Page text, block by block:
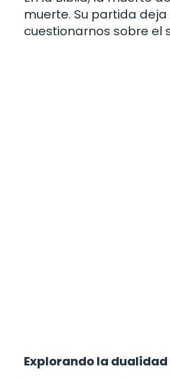
muerte. Su partida
cuestionarnos sobre el
Explorando la